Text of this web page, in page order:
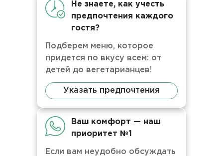
Не знаете, как учесть
предпочтения каждого
гостя?
Подберем меню, которое
придется по вкусу всем: от
детей до вегетарианцев!
Указать предпочтения
Ваш комфорт — наш
приоритет №1
Если вам неудобно обсуждать